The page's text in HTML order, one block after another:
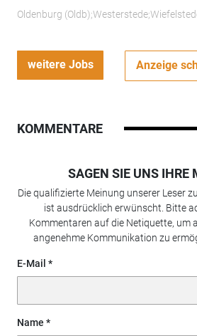
Oldenburg
weitere Jobs Anzeige
KOMMENTARE
SAGEN SIE UNS IHRE
Die qualifizierte Meinung unserer Leser
ist ausdrücklich erwünscht. Bitte
Kommentaren auf die Netiquette, um
angenehme Kommunikation zu
E-Mail
Name